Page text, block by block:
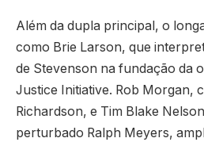
Além da dupla principal, o
como Brie Larson, que
de Stevenson na fundação da
Justice Initiative. Rob Morgan,
Richardson, e Tim Blake
perturbado Ralph Meyers,